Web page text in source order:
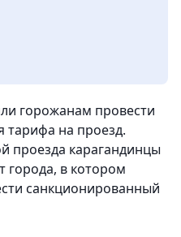
горожанам провести
на проезд.
проезда карагандинцы
города, в котором
санкционированный